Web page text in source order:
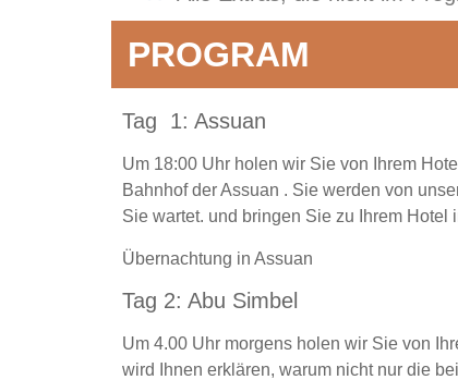
PROGRAM
Tag 1: Assuan
Um 18:00 Uhr holen wir Sie von Ihrem
Bahnhof der Assuan . Sie werden von
Sie wartet. und bringen Sie zu Ihrem Hotel
Übernachtung in Assuan
Tag 2: Abu Simbel
Um 4.00 Uhr morgens holen wir Sie von
wird Ihnen erklären, warum nicht nur die